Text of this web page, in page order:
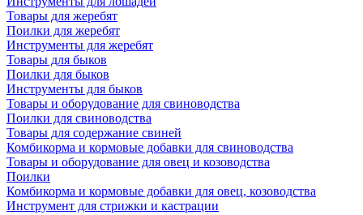
Товары для жеребят
Поилки для жеребят
Инструменты для жеребят
Товары для быков
Поилки для быков
Инструменты для быков
Товары и оборудование для свиноводства
Поилки для свиноводства
Товары для содержание свиней
Комбикорма и кормовые добавки для свиноводства
Товары и оборудование для овец и козоводства
Поилки
Комбикорма и кормовые добавки для овец, козоводства
Инструмент для стрижки и кастрации